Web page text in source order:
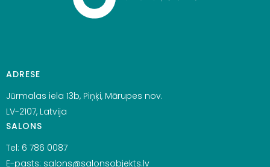
ADRESE
Jūrmalas iela 13b, Piņķi, Mārupes nov.
LV-2107, Latvija
SALONS
Tel: 6 786 0087
E-pasts: salons@salonsobjekts.lv